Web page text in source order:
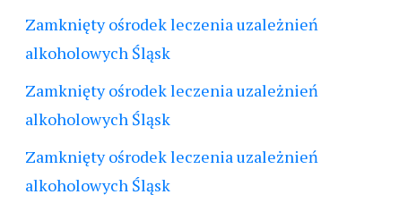
Zamknięty ośrodek leczenia uzależnień
alkoholowych Śląsk
Zamknięty ośrodek leczenia uzależnień
alkoholowych Śląsk
Zamknięty ośrodek leczenia uzależnień
alkoholowych Śląsk